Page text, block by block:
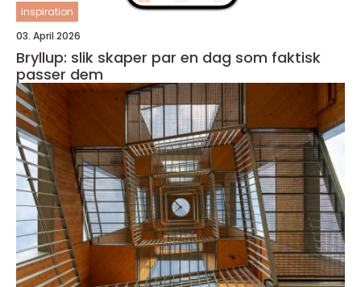
inspiration
03. April 2026
Bryllup: slik skaper par en dag som faktisk
passer dem